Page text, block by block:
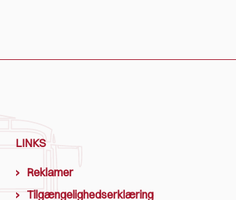
LINKS
Reklamer
Tilgængelighedserklæring